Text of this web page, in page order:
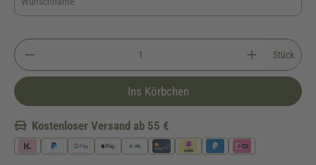
Stück
Ins Körbchen
Kostenloser Versand ab 55 €